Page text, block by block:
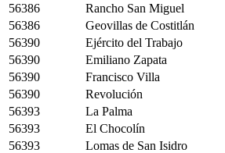
56386
Rancho San Miguel
56386
Geovillas de Costitlán
56390
Ejército del Trabajo
56390
Emiliano Zapata
56390
Francisco Villa
56390
Revolución
56393
La Palma
56393
El Chocolín
56393
Lomas de San Isidro